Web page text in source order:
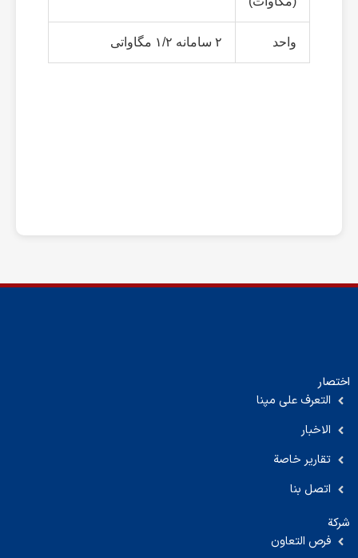
واحد ۲ سامانه ۱/۲ مگاواتی
اختصار
التعرف على مپنا
الاخبار
تقارير خاصة
اتصل بنا
شركة
فرص التعاون